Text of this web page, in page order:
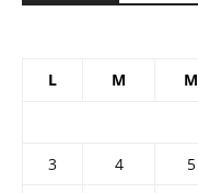
L M M
3
4 5